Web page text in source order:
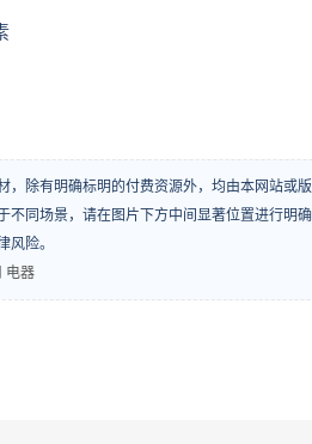
，除有明确标明的付费资源外，均由本网站或
不同场景，请在图片下方中间显著位置进行明
风险。
电器